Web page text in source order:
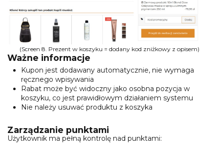
(Screen 8. Prezent w koszyku = dodany kod zniżkowy z opisem)
Ważne informacje
Kupon jest dodawany automatycznie, nie wymaga
ręcznego wpisywania
Rabat może być widoczny jako osobna pozycja w
koszyku, co jest prawidłowym działaniem systemu
Nie należy usuwać produktu z koszyka
Zarządzanie punktami
Użytkownik ma pełną kontrolę nad punktami: